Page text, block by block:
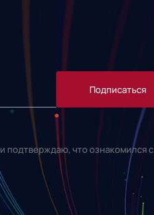
Подписаться
и подтверждаю, что ознакомился с